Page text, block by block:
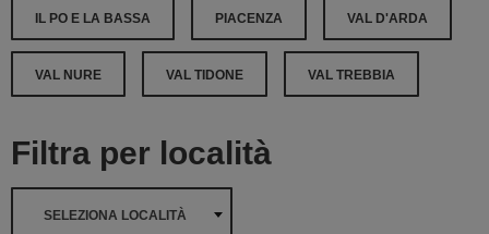
IL PO E LA BASSA PIACENZA VAL D'ARDA
VAL NURE VAL TIDONE VAL TREBBIA
Filtra per località
SELEZIONA LOCALITÀ